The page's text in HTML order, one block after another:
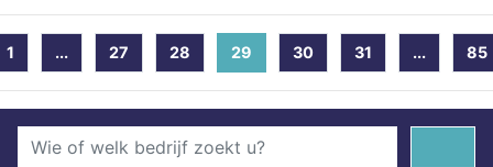
1 ... 27 28 29 (current)
30 31 ... 85